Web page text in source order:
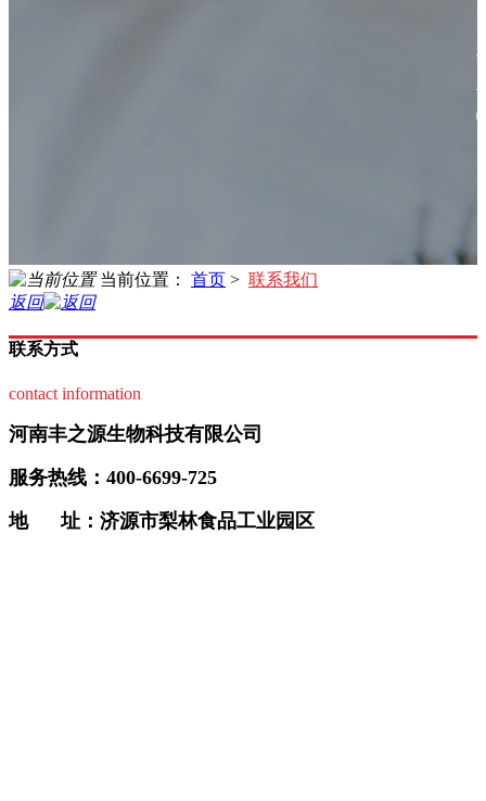
当前位置： 首页 > 联系我们
返回
联系方式
contact information
河南丰之源生物科技有限公司
服务热线：400-6699-725
地 址： 济源市梨林食品工业园区